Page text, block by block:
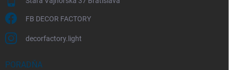
FB DECOR FACTORY
decorfactory.light
PORADŇA